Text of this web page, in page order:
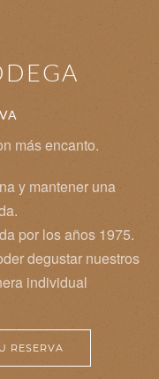
más encanto.
y mantener una
por los años 1975.
degustar nuestros
individual
RESERVA